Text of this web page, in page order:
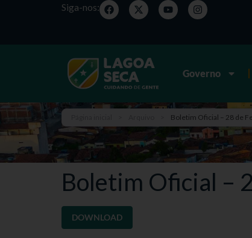
Siga-nos:
Governo
Boletim Oficial – 28 de
Boletim Oficial –
DOWNLOAD